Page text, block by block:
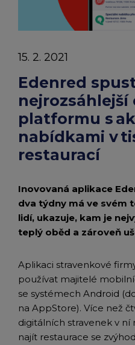
Peněženka Edenred
Edenred Card FKSP
TANKARTA Benefit od
Informace k migraci na
Edenred Benefits
Edenred Benefity
Stravenkový portál
Qerko
Ostatní produkty
Edenred Čistý
Edenred Service
Edenred
nejrozsáhlejší
platformu s
nabídkami v
restaurací
15. 2. 2021
Inovovaná aplikace
dva týdny má ve svém
lidí, ukazuje, kam je
teplý oběd a zároveň
Aplikaci stravenkové
používat majitelé
se systémech Android
na AppStore). Více než
digitálních stravenek v
najít restaurace se